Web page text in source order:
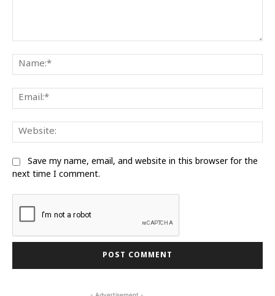
Save my name, email, and website in this browser for the
next time I comment.